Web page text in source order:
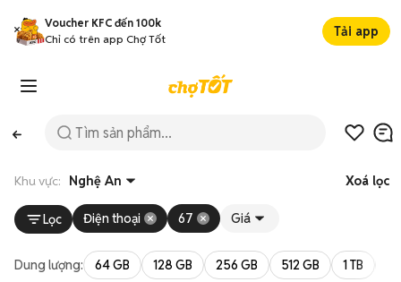
Voucher KFC đến 100k
Chỉ có trên app Chợ Tốt
Tải app
Khu vực: Nghệ An Xoá lọc
Lọc Điện thoại 67 Giá
Dung lượng: 64 GB 128 GB 256 GB 512 GB 1 TB